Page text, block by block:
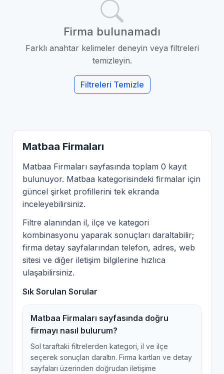
Firma bulunamadı
Farklı anahtar kelimeler deneyin veya filtreleri
temizleyin.
Filtreleri Temizle
Matbaa Firmaları
Matbaa Firmaları sayfasında toplam 0 kayıt
bulunuyor. Matbaa kategorisindeki firmalar için
güncel şirket profillerini tek ekranda
inceleyebilirsiniz.
Filtre alanından il, ilçe ve kategori
kombinasyonu yaparak sonuçları daraltabilir;
firma detay sayfalarından telefon, adres, web
sitesi ve diğer iletişim bilgilerine hızlıca
ulaşabilirsiniz.
Sık Sorulan Sorular
Matbaa Firmaları sayfasında doğru
firmayı nasıl bulurum?
Sol taraftaki filtrelerden kategori, il ve ilçe
seçerek sonuçları daraltın. Firma kartları ve detay
sayfaları üzerinden doğrudan iletişime